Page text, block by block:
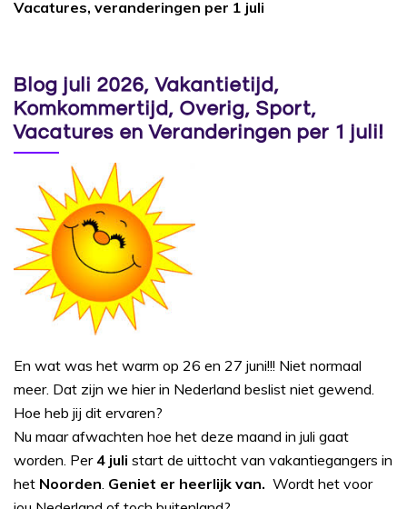
Vacatures, veranderingen per 1 juli
Blog juli 2026, Vakantietijd,
Komkommertijd, Overig, Sport,
Vacatures en Veranderingen per 1 juli!
En wat was het warm op 26 en 27 juni!!! Niet normaal
meer. Dat zijn we hier in Nederland beslist niet gewend.
Hoe heb jij dit ervaren?
Nu maar afwachten hoe het deze maand in juli gaat
worden. Per 4 juli start de uittocht van vakantiegangers in
het Noorden. Geniet er heerlijk van. Wordt het voor